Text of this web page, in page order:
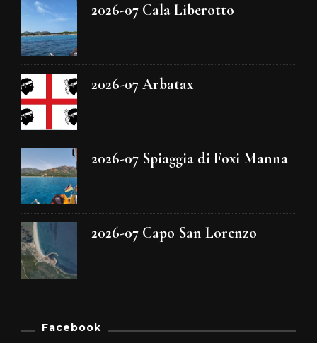
2026-07 Cala Liberotto
2026-07 Arbatax
2026-07 Spiaggia di Foxi Manna
2026-07 Capo San Lorenzo
Facebook